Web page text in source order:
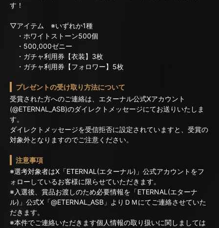
す！
▽アイテム ※いずれか1種
・ホワイトストーン500個
・500,000ゼニー
・ガチャ利用券【衣装】3枚
・ガチャ利用券【フォロワー】5枚
プレゼントの受け取り方法について
受賞された方へのご連絡は、エターナル公式Xアカウント
(@ETERNAL_ASB)のダイレクトメッセージにてお送りいたしま
す。
ダイレクトメッセージを受信拒否に設定されていますと、受賞の
対象外となりますのでご注意ください。
注意事項
※選考対象者はX「ETERNAL(エターナル)」公式アカウントをフ
ォローしているお客様に限らせていただきます。
※入選後、賞品お渡しのため必要情報を「ETERNAL(エターナ
ル)」公式X「@ETERNAL_ASB」よりＤＭにてご連絡させていた
だきます。
※本件でご連絡いただきます個人情報の取り扱いに関しましては